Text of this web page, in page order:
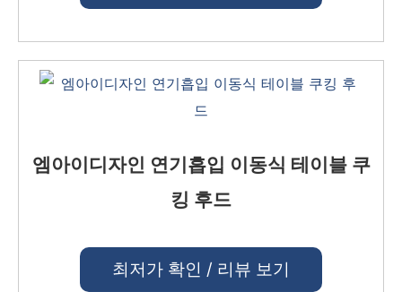
엠아이디자인 연기흡입 이동식 테이블 쿠
킹 후드
최저가 확인 / 리뷰 보기